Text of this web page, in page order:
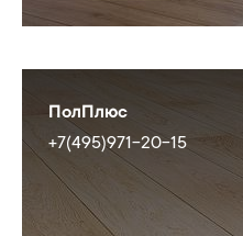
ПолПлюс
+7(495)971-20-15